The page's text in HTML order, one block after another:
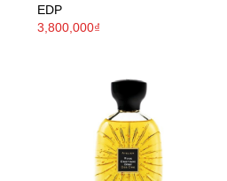
EDP
3,800,000₫